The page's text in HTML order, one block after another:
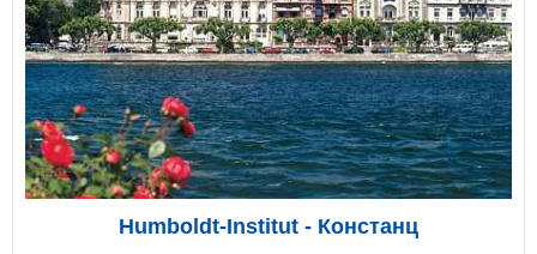
Humboldt-Institut - Констанц